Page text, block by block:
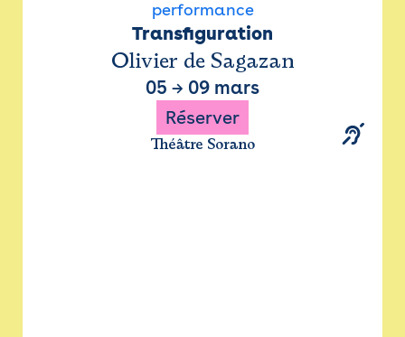
performance
Transfiguration
Olivier de Sagazan
05 → 09 mars
Réserver
Théâtre Sorano